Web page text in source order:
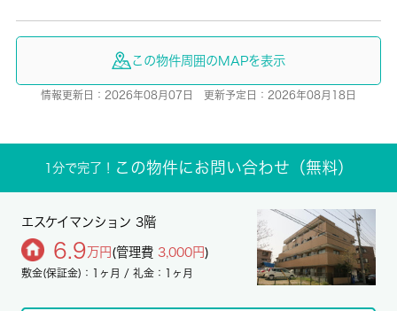
この物件周囲のMAPを表示
情報更新日：2026年08月07日 更新予定日：2026年08月18日
1分で完了！ この物件にお問い合わせ（無料）
エスケイマンション 3階
6.9 万円 (管理費 3,000円)
敷金(保証金)：1ヶ月 / 礼金：1ヶ月